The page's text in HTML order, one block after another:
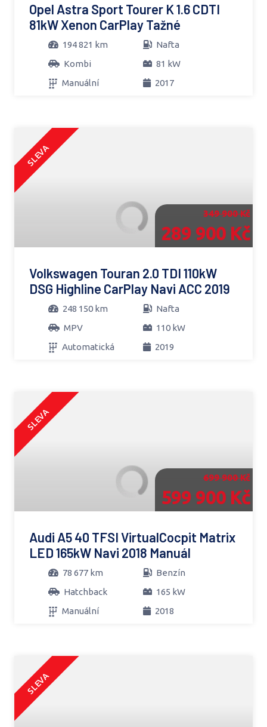
Opel Astra Sport Tourer K 1.6 CDTI
81kW Xenon CarPlay Tažné
194 821 km
Nafta
Kombi
81 kW
Manuální
2017
SLEVA
349 900 Kč
289 900 Kč
Volkswagen Touran 2.0 TDI 110kW
DSG Highline CarPlay Navi ACC 2019
248 150 km
Nafta
MPV
110 kW
Automatická
2019
SLEVA
699 900 Kč
599 900 Kč
Audi A5 40 TFSI VirtualCocpit Matrix
LED 165kW Navi 2018 Manuál
78 677 km
Benzín
Hatchback
165 kW
Manuální
2018
SLEVA